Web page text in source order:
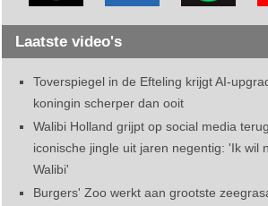
Laatste video's
Toverspiegel in de Efteling krijgt AI-
koningin scherper dan ooit
Walibi Holland grijpt op social media
iconische jingle uit jaren negentig: 'Ik wil
Walibi'
Burgers' Zoo werkt aan grootste